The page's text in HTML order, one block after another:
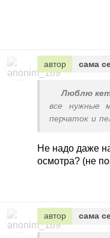
автор сама
Люблю
все нужные
перчаток и
давно не
реформа))
Не надо даже
осмотра? (не
автор сама